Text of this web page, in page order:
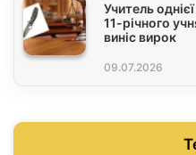
Учитель
11-річного
виніс вирок
09.07.2026